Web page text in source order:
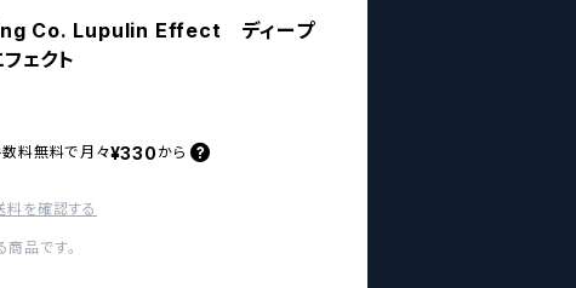
Co. Lupulin Effect ディープ
ェクト
数料無料で月々¥330 から
料を確認する
品です。